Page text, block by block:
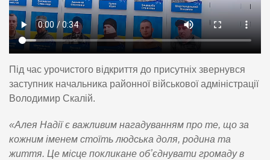
Під час урочистого відкриття до присутніх звернувся
заступник начальника районної військової адміністрації
Володимир Скалій.
«Алея Надії є важливим нагадуванням про те, що за
кожним іменем стоїть людська доля, родина та
життя. Це місце покликане обʼєднувати громаду в